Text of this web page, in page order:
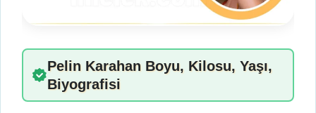
Pelin Karahan Boyu, Kilosu, Yaşı,
Biyografisi